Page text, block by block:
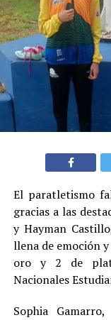
El paratletismo
gracias a las
y Hayman
llena de emoción
oro y 2 de
Nacionales
Sophia